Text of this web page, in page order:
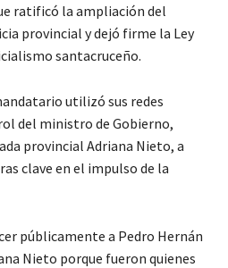
ratificó la ampliación del
provincial y dejó firme la Ley
santacruceño.
utilizó sus redes
del ministro de Gobierno,
provincial Adriana Nieto, a
clave en el impulso de la
públicamente a Pedro Hernán
Nieto porque fueron quienes